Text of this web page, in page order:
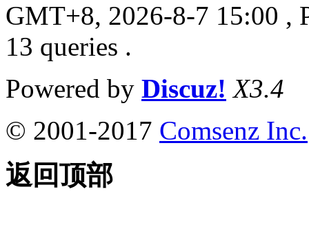
GMT+8, 2026-8-7 15:00 ,
13 queries .
Powered by Discuz! X3.4
© 2001-2017 Comsenz Inc.
返回顶部